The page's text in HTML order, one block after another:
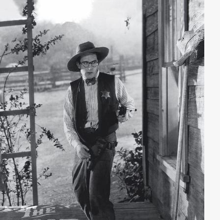
Situation in der stickigen Mine wird immer
auswegloser. Panische Schreie aus den Tiefen der
Dunkelheit und bedrohliche Schatten versetzen alle in
Todesangst. Als dann noch ein Kumpel nach dem
anderen auf blutrünstige Weise umgebracht wird, ist
klar: alle sind in großer Gefahr. Wem kann man noch
trauen und sind sie dort unten wirklich allein?